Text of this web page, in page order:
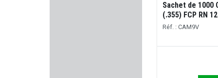
Sachet de 1000
(.355) FCP RN
Réf. : CAM9V